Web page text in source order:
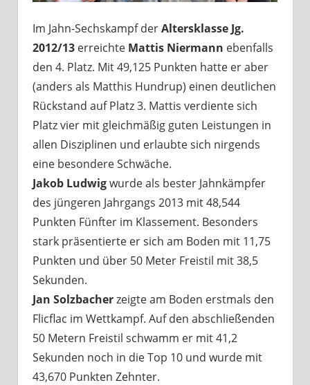
Im Jahn-Sechskampf derAltersklasse Jg.
2012/13erreichte Mattis Niermann ebenfalls
den 4. Platz. Mit 49,125 Punkten hatte er aber
(anders als Matthis Hundrup) einen deutlichen
Rückstand auf Platz 3. Mattis verdiente sich
Platz vier mit gleichmäßig guten Leistungen in
allen Disziplinen und erlaubte sich nirgends
eine besondere Schwäche.
Jakob Ludwigwurde als bester Jahnkämpfer
des jüngeren Jahrgangs 2013 mit 48,544
Punkten Fünfter im Klassement. Besonders
stark präsentierte er sich am Boden mit 11,75
Punkten und über 50 Meter Freistil mit 38,5
Sekunden.
Jan Solzbacherzeigte am Boden erstmals den
Flicflac im Wettkampf. Auf den abschließenden
50 Metern Freistil schwamm er mit 41,2
Sekunden noch in die Top 10 und wurde mit
43,670 Punkten Zehnter.